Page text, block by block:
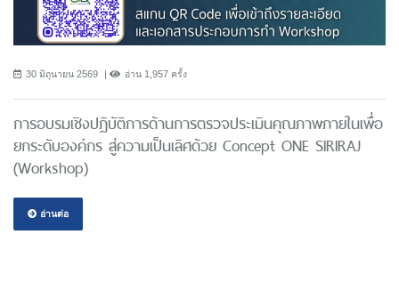
30 มิถุนายน 2569 อ่าน 1,957 ครั้ง
การอบรมเชิงปฏิบัติการด้านการตรวจประเมินคุณภาพภายในเพื่อ
ยกระดับองค์กร สู่ความเป็นเลิศด้วย Concept ONE SIRIRAJ
(Workshop)
อ่านต่อ